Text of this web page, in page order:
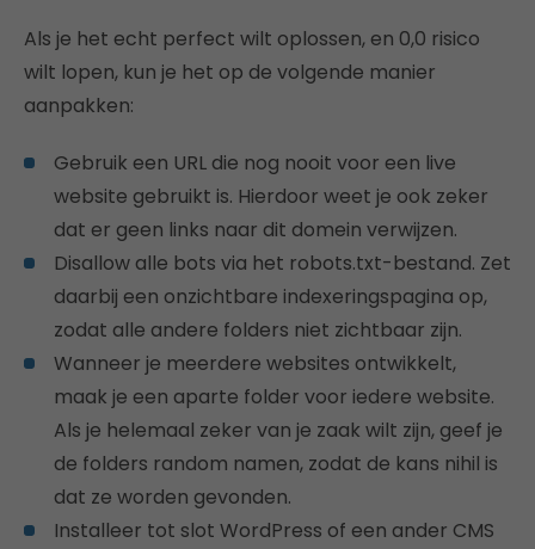
Als je het echt perfect wilt oplossen, en 0,0 risico
wilt lopen, kun je het op de volgende manier
aanpakken:
Gebruik een URL die nog nooit voor een live
website gebruikt is. Hierdoor weet je ook zeker
dat er geen links naar dit domein verwijzen.
Disallow alle bots via het robots.txt-bestand. Zet
daarbij een onzichtbare indexeringspagina op,
zodat alle andere folders niet zichtbaar zijn.
Wanneer je meerdere websites ontwikkelt,
maak je een aparte folder voor iedere website.
Als je helemaal zeker van je zaak wilt zijn, geef je
de folders random namen, zodat de kans nihil is
dat ze worden gevonden.
Installeer tot slot WordPress of een ander CMS